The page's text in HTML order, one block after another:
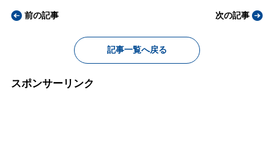
前の記事
記事一覧へ戻る
次の記事
スポンサーリンク